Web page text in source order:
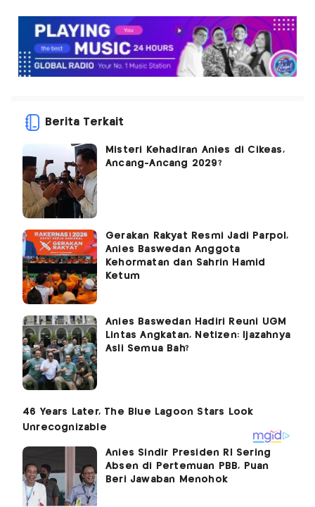
Berita Terkait
Misteri Kehadiran Anies di Cikeas,
Ancang-Ancang 2029?
Gerakan Rakyat Resmi Jadi Parpol,
Anies Baswedan Anggota
Kehormatan dan Sahrin Hamid
Ketum
Anies Baswedan Hadiri Reuni UGM
Lintas Angkatan, Netizen: Ijazahnya
Asli Semua Bah?
Anies Sindir Presiden RI Sering
Absen di Pertemuan PBB, Puan
Beri Jawaban Menohok